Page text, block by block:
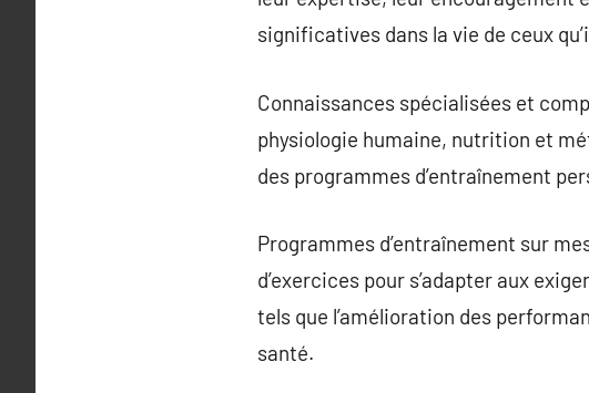
significatives dans la vie de ceux
Connaissances spécialisées et
physiologie humaine, nutrition et
des programmes d’entraînement
Programmes d’entraînement sur
d’exercices pour s’adapter aux
tels que l’amélioration des
santé.